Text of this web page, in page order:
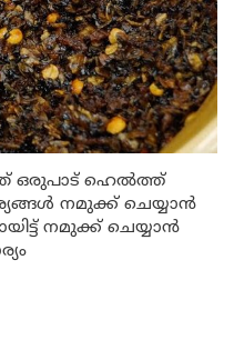
ഒരുപാട് ഹെൽത്ത്
നമുക്ക് ചെയ്യാൻ
നമുക്ക് ചെയ്യാൻ